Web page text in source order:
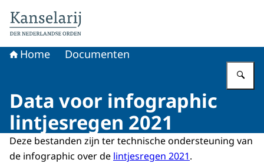
Home Documenten
Data voor infographic
lintjesregen 2021
Deze bestanden zijn ter technische ondersteuning van
de infographic over de lintjesregen 2021.